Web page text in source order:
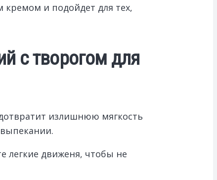
и подойдет для тех,
с творогом для
излишнюю мягкость
легкие движеня, чтобы не